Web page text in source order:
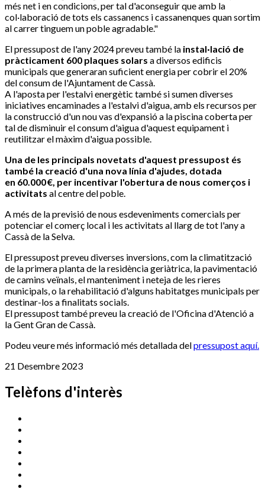
més net i en condicions, per tal d'aconseguir que amb la
col·laboració de tots els cassanencs i cassanenques quan sortim
al carrer tinguem un poble agradable."
El pressupost de l'any 2024 preveu també la instal·lació de
pràcticament 600 plaques solars a diversos edificis
municipals que generaran suficient energia per cobrir el 20%
del consum de l'Ajuntament de Cassà.
A l'aposta per l'estalvi energètic també si sumen diverses
iniciatives encaminades a l'estalvi d'aigua, amb els recursos per
la construcció d'un nou vas d'expansió a la piscina coberta per
tal de disminuir el consum d'aigua d'aquest equipament i
reutilitzar el màxim d'aigua possible.
Una de les principals novetats d'aquest pressupost és
també la creació d'una nova línia d'ajudes, dotada
en 60.000 €, per incentivar l'obertura de nous comerços i
activitats al centre del poble.
A més de la previsió de nous esdeveniments comercials per
potenciar el comerç local i les activitats al llarg de tot l'any a
Cassà de la Selva.
El pressupost preveu diverses inversions, com la climatització
de la primera planta de la residència geriàtrica, la pavimentació
de camins veïnals, el manteniment i neteja de les rieres
municipals, o la rehabilitació d'alguns habitatges municipals per
destinar-los a finalitats socials.
El pressupost també preveu la creació de l'Oficina d'Atenció a
la Gent Gran de Cassà.
Podeu veure més informació més detallada delpressupost aquí.
21 Desembre 2023
Telèfons d'interès